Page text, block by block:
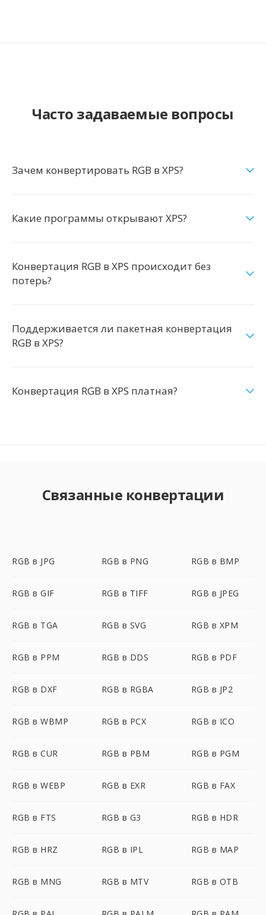
Часто задаваемые вопросы
Зачем конвертировать RGB в XPS?
Какие программы открывают XPS?
Конвертация RGB в XPS происходит без
потерь?
Поддерживается ли пакетная конвертация
RGB в XPS?
Конвертация RGB в XPS платная?
Связанные конвертации
RGB в JPG RGB в PNG RGB в BMP
RGB в GIF RGB в TIFF RGB в JPEG
RGB в TGA RGB в SVG RGB в XPM
RGB в PPM RGB в DDS RGB в PDF
RGB в DXF RGB в RGBA RGB в JP2
RGB в WBMP RGB в PCX RGB в ICO
RGB в CUR RGB в PBM RGB в PGM
RGB в WEBP RGB в EXR RGB в FAX
RGB в FTS RGB в G3 RGB в HDR
RGB в HRZ RGB в IPL RGB в MAP
RGB в MNG RGB в MTV RGB в OTB